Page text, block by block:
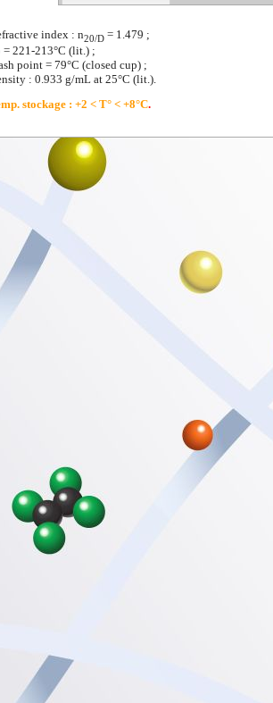
index : n20/D = 1.479 ;
= 221-213°C (lit.) ;
point = 79°C (closed cup) ;
: 0.933 g/mL at 25°C (lit.).
stockage : +2 < T° < +8°C.